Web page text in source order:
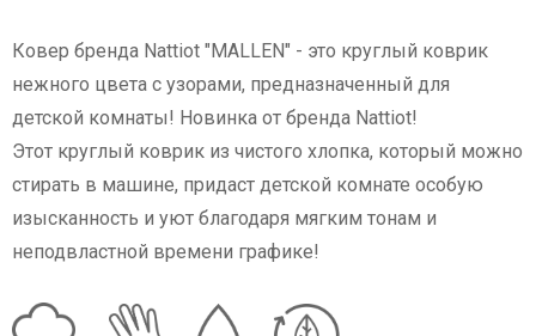
Ковер бренда Nattiot "MALLEN" - это круглый коврик
нежного цвета с узорами, предназначенный для
детской комнаты! Новинка от бренда Nattiot!
Этот круглый коврик из чистого хлопка, который можно
стирать в машине, придаст детской комнате особую
изысканность и уют благодаря мягким тонам и
неподвластной времени графике!